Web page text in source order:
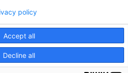
per
Accept all
Decline all
policy